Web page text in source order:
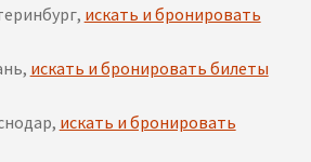
искать и бронировать
искать и бронировать билеты
искать и бронировать